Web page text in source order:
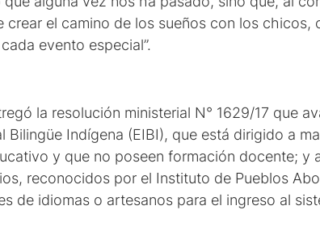
el camino de los sueños con los chicos,
evento especial”.
la resolución ministerial N° 1629/17 que
Bilingüe Indígena (EIBI), que está dirigido a
y que no poseen formación docente; y
reconocidos por el Instituto de Pueblos
de idiomas o artesanos para el ingreso al